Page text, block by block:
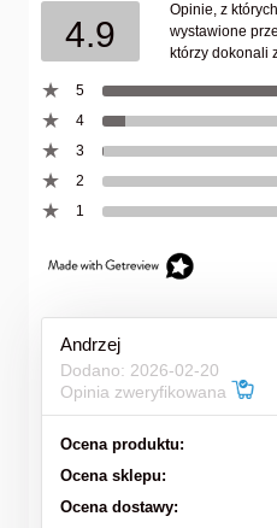
4.9
Opinie, z
wystawione
którzy dokonali
5
4
3
2
1
Andrzej
Dodano: 2026-02-20
Opinia zweryfikowana
Ocena produktu:
Ocena sklepu:
Ocena dostawy: